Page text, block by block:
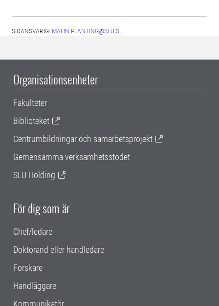
SIDANSVARIG: MALIN.PLANTING@SLU.SE
Organisationsenheter
Fakulteter
Biblioteket
Centrumbildningar och samarbetsprojekt
Gemensamma verksamhetsstödet
SLU Holding
För dig som är
Chef/ledare
Doktorand eller handledare
Forskare
Handläggare
Kommunikatör